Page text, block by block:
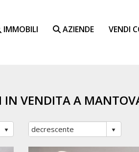
IMMOBILI AZIENDE VENDI
VENDITA A